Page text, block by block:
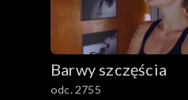
Barwy szczęścia
odc. 2755